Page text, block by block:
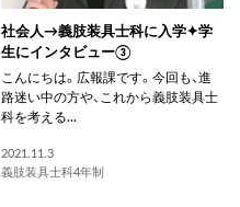
社会人→義肢装具士科に入学✦学
生にインタビュー③
こんにちは。広報課です。今回も、進
路迷い中の方や、これから義肢装具士
科を考える...
2021.11.3
義肢装具士科4年制